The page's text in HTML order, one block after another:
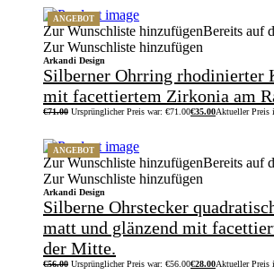
ANGEBOT
Zur Wunschliste hinzufügenBereits auf
Zur Wunschliste hinzufügen
Arkandi Design
Silberner Ohrring rhodinierter
mit facettiertem Zirkonia am
€71.00 Ursprünglicher Preis war: €71.00€35.00Aktueller Preis
ANGEBOT
Zur Wunschliste hinzufügenBereits auf
Zur Wunschliste hinzufügen
Arkandi Design
Silberne Ohrstecker
matt und glänzend mit
der Mitte.
€56.00 Ursprünglicher Preis war: €56.00€28.00Aktueller Preis